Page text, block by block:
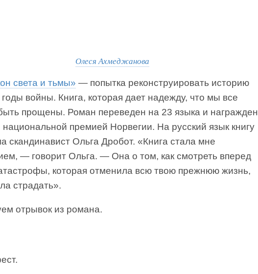
Олеся Ахмеджанова
света и тьмы» — попытка реконструировать историю
войны. Книга, которая дает надежду, что мы все
прощены. Роман переведен на 23 языка и награжден
национальной премией Норвегии. На русский язык книгу
скандинавист Ольга Дробот. «Книга стала мне
— говорит Ольга. — Она о том, как смотреть вперед
которая отменила всю твою прежнюю жизнь,
страдать».
отрывок из романа.